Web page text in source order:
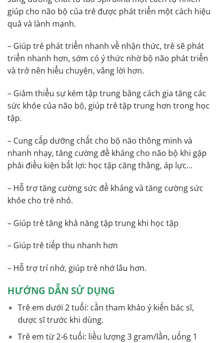
giúp cho não bộ của trẻ được phát triển một cách hiệu
quả và lành mạnh.
– Giúp trẻ phát triển nhanh về nhận thức, trẻ sẽ phát
triển nhanh hơn, sớm có ý thức nhờ bộ não phát triển
và trở nên hiểu chuyện, vâng lời hơn.
– Giảm thiểu sự kém tập trung bằng cách gia tăng các
sức khỏe của não bộ, giúp trẻ tập trung hơn trong học
tập.
– Cung cấp dưỡng chất cho bộ não thông minh và
nhanh nhạy, tăng cường đề kháng cho não bộ khi gặp
phải điều kiện bất lợi: học tập căng thẳng, áp lực…
– Hỗ trợ tăng cường sức đề kháng và tăng cường sức
khỏe cho trẻ nhỏ.
– Giúp trẻ tăng khả năng tập trung khi học tập
– Giúp trẻ tiếp thu nhanh hơn
– Hỗ trợ trí nhớ, giúp trẻ nhớ lâu hơn.
HƯỚNG DẪN SỬ DỤNG
Trẻ em dưới 2 tuổi: cần tham khảo ý kiến bác sĩ,
dược sĩ trước khi dùng.
Trẻ em từ 2-6 tuổi: liều lượng 3 gram/lần, uống 1